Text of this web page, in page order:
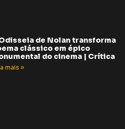
de Nolan transforma
clássico em épico
do cinema | Crítica
mais »